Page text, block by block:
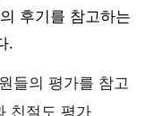
후기를 참고하는
.
들의 평가를 참고
친절도 평가